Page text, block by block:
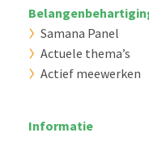
Samana Panel
Actuele thema’s
Actief meewerken
Informatie